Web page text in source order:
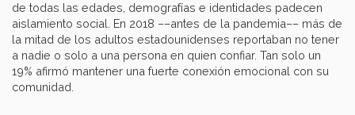
de todas las edades, demografías e identidades padecen
aislamiento social. En 2018 ––antes de la pandemia–– más de
la mitad de los adultos estadounidenses reportaban no tener
a nadie o solo a una persona en quien confiar. Tan solo un
19% afirmó mantener una fuerte conexión emocional con su
comunidad.